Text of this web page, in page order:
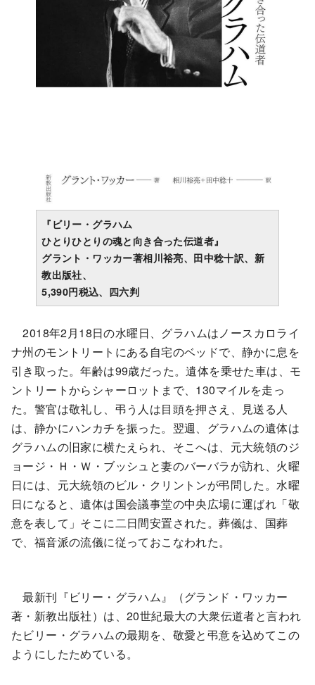
『ビリー・グラハム
ひとりひとりの魂と向き合った伝道者』
グラント・ワッカー著相川裕亮、田中稔十訳、新
教出版社、
5,390円税込、四六判
2018年2月18日の水曜日、グラハムはノースカロライ
ナ州のモントリートにある自宅のベッドで、静かに息を
引き取った。年齢は99歳だった。遺体を乗せた車は、モ
ントリートからシャーロットまで、130マイルを走っ
た。警官は敬礼し、弔う人は目頭を押さえ、見送る人
は、静かにハンカチを振った。翌週、グラハムの遺体は
グラハムの旧家に横たえられ、そこへは、元大統領のジ
ョージ・Ｈ・Ｗ・ブッシュと妻のバーバラが訪れ、火曜
日には、元大統領のビル・クリントンが弔問した。水曜
日になると、遺体は国会議事堂の中央広場に運ばれ「敬
意を表して」そこに二日間安置された。葬儀は、国葬
で、福音派の流儀に従っておこなわれた。
最新刊『ビリー・グラハム』（グランド・ワッカー
著・新教出版社）は、20世紀最大の大衆伝道者と言われ
たビリー・グラハムの最期を、敬愛と弔意を込めてこの
ようにしたためている。